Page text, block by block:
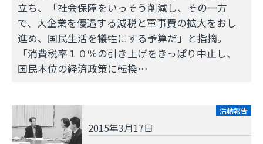
立ち、「社会保障をいっそう削減し、その一方
で、大企業を優遇する減税と軍事費の拡大をおし
進め、国民生活を犠牲にする予算だ」と指摘。
「消費税率１０％の引き上げをきっぱり中止し、
国民本位の経済政策に転換…
活動報告
2015年3月17日